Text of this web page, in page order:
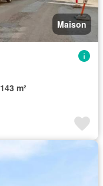
Maison
143 m²